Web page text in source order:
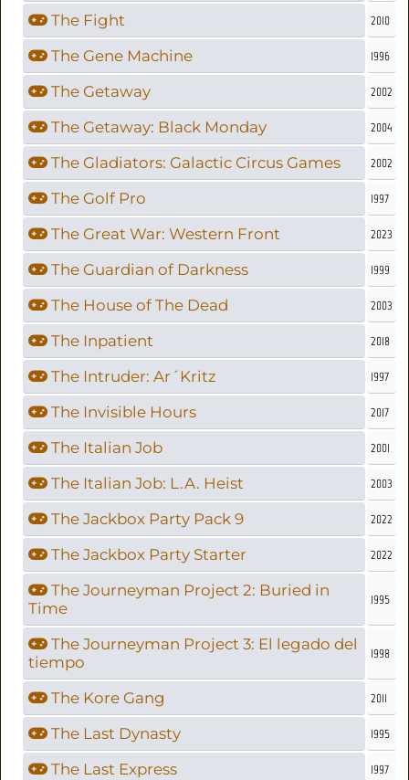
The Fight 2010
The Gene Machine 1996
The Getaway 2002
The Getaway: Black Monday 2004
The Gladiators: Galactic Circus Games 2002
The Golf Pro 1997
The Great War: Western Front 2023
The Guardian of Darkness 1999
The House of The Dead 2003
The Inpatient 2018
The Intruder: Ar´Kritz 1997
The Invisible Hours 2017
The Italian Job 2001
The Italian Job: L.A. Heist 2003
The Jackbox Party Pack 9 2022
The Jackbox Party Starter 2022
The Journeyman Project 2: Buried in
Time
1995
The Journeyman Project 3: El legado del
tiempo
1998
The Kore Gang 2011
The Last Dynasty 1995
The Last Express 1997